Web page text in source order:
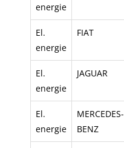
energie
El.
energie
FIAT
El.
energie
JAGUAR
El.
energie
MERCEDES-
BENZ